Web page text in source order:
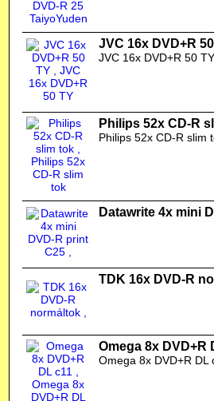
JVC 16x DVD+R
JVC 16x DVD+R 50 TY
Philips 52x CD-R
Philips 52x CD-R slim
Datawrite 4x mini
TDK 16x DVD-R
Omega 8x DVD+R
Omega 8x DVD+R DL